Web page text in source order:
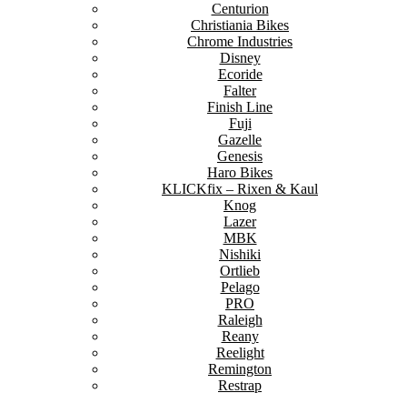
Centurion
Christiania Bikes
Chrome Industries
Disney
Ecoride
Falter
Finish Line
Fuji
Gazelle
Genesis
Haro Bikes
KLICKfix – Rixen & Kaul
Knog
Lazer
MBK
Nishiki
Ortlieb
Pelago
PRO
Raleigh
Reany
Reelight
Remington
Restrap